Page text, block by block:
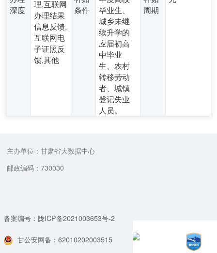
深度
理,互联网
办理结果
信息反馈,
互联网电
子证照反
馈,其他
条件
毕业生、
城乡未继
续升学的
应届初高
中毕业
生、农村
转移劳动
者、城镇
登记失业
人员。
周期
主办单位：甘肃省大数据中心
邮政编码：730030
备案编号：陇ICP备2021003653号-2
甘公安网备：62010202003515